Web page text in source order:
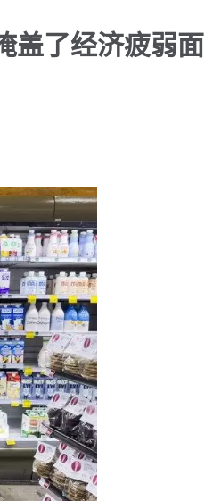
盖了经济疲弱面